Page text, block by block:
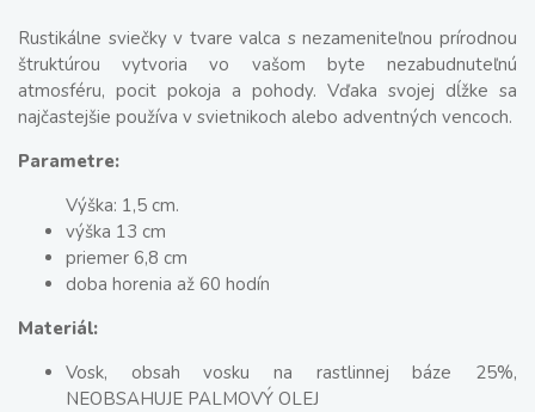
Rustikálne sviečky v tvare valca s nezameniteľnou prírodnou
štruktúrou vytvoria vo vašom byte nezabudnuteľnú
atmosféru, pocit pokoja a pohody. Vďaka svojej dĺžke sa
najčastejšie používa v svietnikoch alebo adventných vencoch.
Parametre:
Výška: 1,5 cm.
výška 13 cm
priemer 6,8 cm
doba horenia až 60 hodín
Materiál:
Vosk, obsah vosku na rastlinnej báze 25%,
NEOBSAHUJE PALMOVÝ OLEJ